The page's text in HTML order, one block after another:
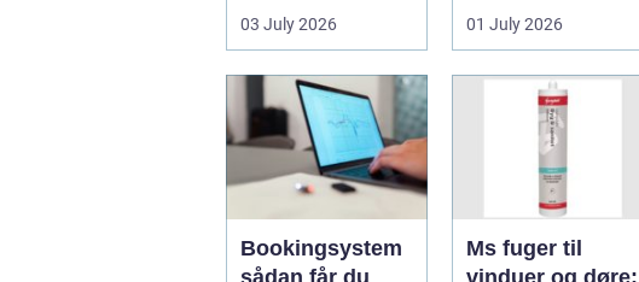
strand. For mange
er en stabil intern...
03 July 2026
ind, får hjem og
erhvervs...
01 July 2026
Bookingsystem
Ms fuger til